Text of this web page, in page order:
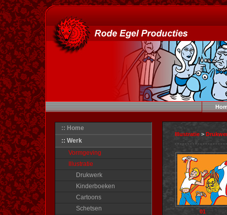
:: Home
:: Werk
Vormgeving
Illustratie
Drukwerk
Kinderboeken
Cartoons
Schetsen
Illustratie >
01